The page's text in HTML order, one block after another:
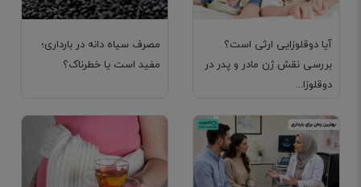
مصرف سیاه دانه در بارداری؛
مفید است یا خطرناک؟
آیا دوقلوزایی ارثی است؟
بررسی نقش ژن مادر و پدر در
دوقلوزا...